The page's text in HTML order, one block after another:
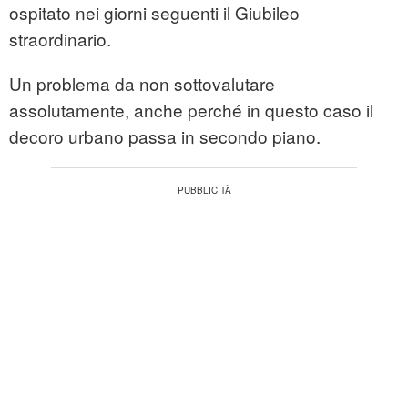
ospitato nei giorni seguenti il Giubileo
straordinario.
Un problema da non sottovalutare
assolutamente, anche perché in questo caso il
decoro urbano passa in secondo piano.